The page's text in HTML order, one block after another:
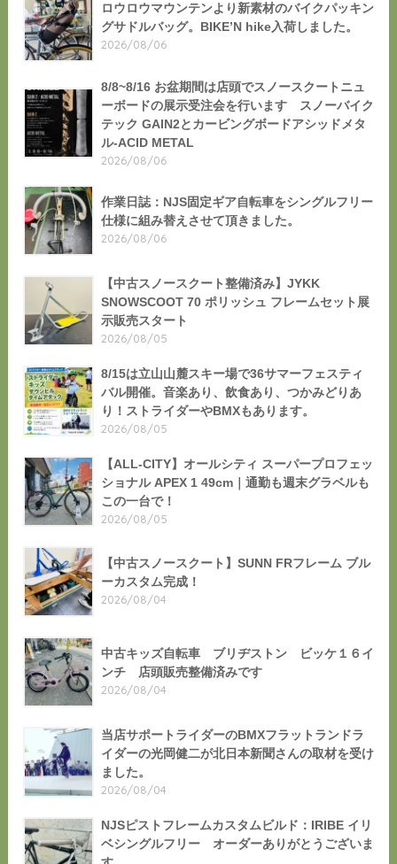
ロウロウマウンテンより新素材のバイクパッキン
グサドルバッグ。BIKE’N hike入荷しました。
2026/08/06
8/8~8/16 お盆期間は店頭でスノースクートニュ
ーボードの展示受注会を行います スノーバイク
テック GAIN2とカービングボードアシッドメタ
ル-ACID METAL
2026/08/06
作業日誌：NJS固定ギア自転車をシングルフリー
仕様に組み替えさせて頂きました。
2026/08/06
【中古スノースクート整備済み】JYKK
SNOWSCOOT 70 ポリッシュ フレームセット展
示販売スタート
2026/08/05
8/15は立山山麓スキー場で36サマーフェスティ
バル開催。音楽あり、飲食あり、つかみどりあ
り！ストライダーやBMXもあります。
2026/08/05
【ALL-CITY】オールシティ スーパープロフェッ
ショナル APEX 1 49cm｜通勤も週末グラベルも
この一台で！
2026/08/05
【中古スノースクート】SUNN FRフレーム ブル
ーカスタム完成！
2026/08/04
中古キッズ自転車 ブリヂストン ビッケ１６イ
ンチ 店頭販売整備済みです
2026/08/04
当店サポートライダーのBMXフラットランドラ
イダーの光岡健二が北日本新聞さんの取材を受け
ました。
2026/08/04
NJSピストフレームカスタムビルド：IRIBE イリ
ベシングルフリー オーダーありがとうございま